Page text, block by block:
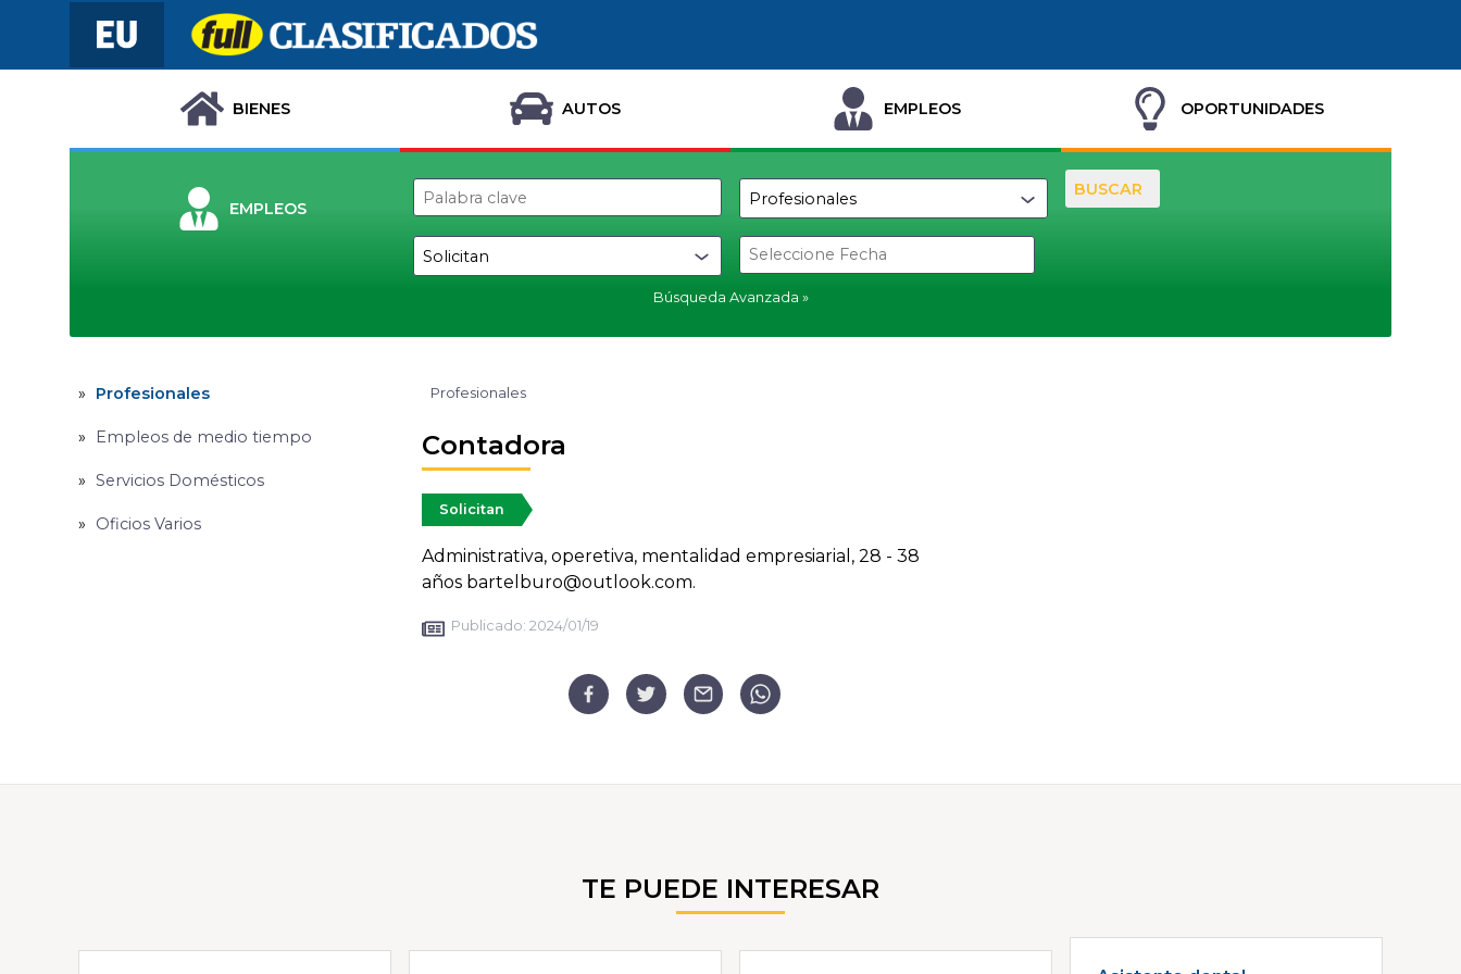
BIENES AUTOS EMPLEOS OPORTUNIDADES
EMPLEOS
Búsqueda Avanzada
BUSCAR
Profesionales
Empleos de medio tiempo
Servicios Domésticos
Oficios Varios
Profesionales
Contadora
Solicitan
Administrativa, operetiva, mentalidad empresiarial, 28 - 38
años bartelburo@outlook.com.
Publicado: 2024/01/19
TE PUEDE INTERESAR